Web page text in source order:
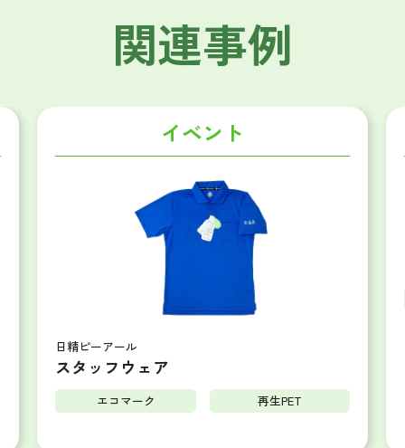
関連事例
イベント
日精ピーアール
スタッフウェア
エコマーク 再生PET